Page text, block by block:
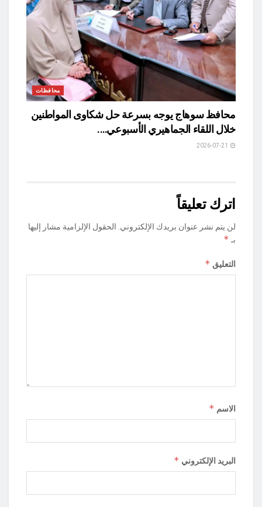
محافظات
محافظ سوهاج يوجه بسرعة حل شكاوى المواطنين
خلال اللقاء الجماهيري الأسبوعي….
اترك تعليقاً
لن يتم نشر عنوان بريدك الإلكتروني. الحقول الإلزامية مشار إليها
بـ *
التعليق *
الاسم *
البريد الإلكتروني *